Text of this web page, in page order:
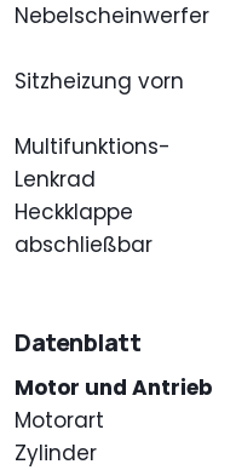
Nebelscheinwerfer
Sitzheizung vorn
Multifunktions-
Lenkrad
Heckklappe
abschließbar
Datenblatt
Motor und Antrieb
Motorart
Zylinder